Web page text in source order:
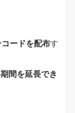
ードを配布す
間を延長でき